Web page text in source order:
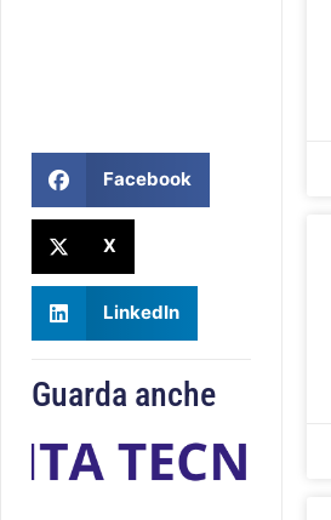
Facebook
X
LinkedIn
Guarda anche